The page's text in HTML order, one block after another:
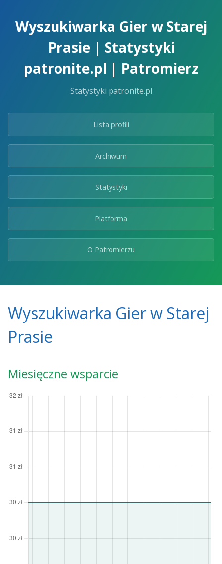
content.
Wyszukiwarka Gier w Starej
Prasie | Statystyki
patronite.pl | Patromierz
Statystyki patronite.pl
Lista profili
Archiwum
Statystyki
Platforma
O Patromierzu
Wyszukiwarka Gier w Starej
Prasie
Miesięczne wsparcie